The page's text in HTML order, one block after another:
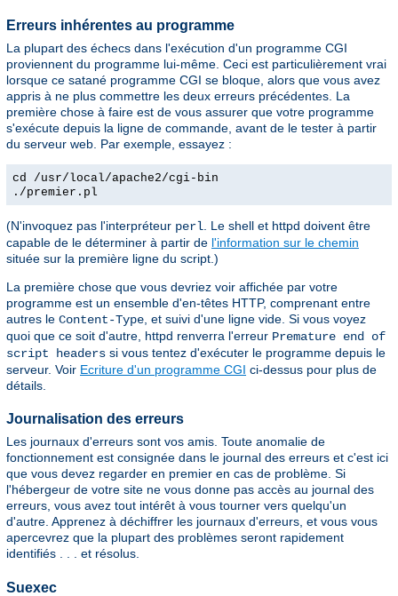
Erreurs inhérentes au programme
La plupart des échecs dans l'exécution d'un programme CGI
proviennent du programme lui-même. Ceci est particulièrement vrai
lorsque ce satané programme CGI se bloque, alors que vous avez
appris à ne plus commettre les deux erreurs précédentes. La
première chose à faire est de vous assurer que votre programme
s'exécute depuis la ligne de commande, avant de le tester à partir
du serveur web. Par exemple, essayez :
cd /usr/local/apache2/cgi-bin
./premier.pl
(N'invoquez pas l'interpréteur perl . Le shell et httpd doivent être
capable de le déterminer à partir de l'information sur le chemin
située sur la première ligne du script.)
La première chose que vous devriez voir affichée par votre
programme est un ensemble d'en-têtes HTTP, comprenant entre
autres le Content-Type , et suivi d'une ligne vide. Si vous voyez
quoi que ce soit d'autre, httpd renverra l'erreur Premature end of
script headers si vous tentez d'exécuter le programme depuis le
serveur. Voir Ecriture d'un programme CGI ci-dessus pour plus de
détails.
Journalisation des erreurs
Les journaux d'erreurs sont vos amis. Toute anomalie de
fonctionnement est consignée dans le journal des erreurs et c'est ici
que vous devez regarder en premier en cas de problème. Si
l'hébergeur de votre site ne vous donne pas accès au journal des
erreurs, vous avez tout intérêt à vous tourner vers quelqu'un
d'autre. Apprenez à déchiffrer les journaux d'erreurs, et vous vous
apercevrez que la plupart des problèmes seront rapidement
identifiés . . . et résolus.
Suexec